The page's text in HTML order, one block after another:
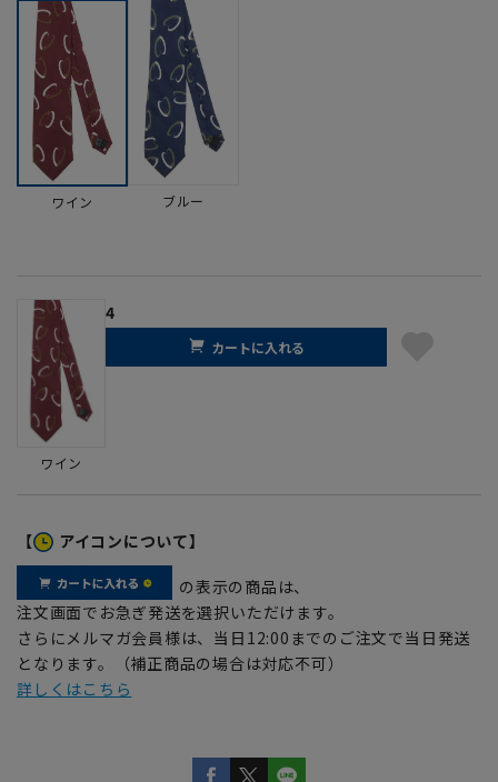
ワイン ブルー
ワイン
4
カートに入れる
【 アイコンについて】
の表示の商品は、
注文画面でお急ぎ発送を選択いただけます。
さらにメルマガ会員様は、当日12:00までのご注文で当日発送
となります。（補正商品の場合は対応不可）
詳しくはこちら